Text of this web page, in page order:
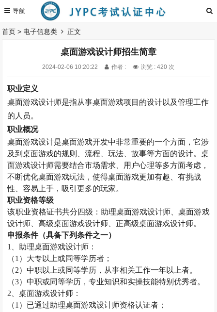
首页 > 电子信息类 正文
桌面游戏设计师招生简章
2024-02-06 10:20:22 作者 : 浏览 : 420 次
职业定义
桌面游戏设计师是指从事桌面游戏项目的设计以及管理工作
的人员。
职业概况
桌面游戏设计是桌面游戏开发中非常重要的一个方面，它涉
及到桌面游戏的规则、流程、玩法、故事等方面的设计。桌
面游戏设计师需要结合市场需求、用户心理等多方面考虑，
不断优化桌面游戏玩法，使得桌面游戏更加有趣、有挑战
性、容易上手，吸引更多的玩家。
职业资格等级
该职业资格证书共分四级：助理桌面游戏设计师、桌面游戏
设计师、高级桌面游戏设计师、正高级桌面游戏设计师。
申报条件（具备下列条件之一）
1
、助理桌面游戏设计师：
（1 ）大专以上或同等学历者；
（2）中职以上或同等学历，从事相关工作一年以上者。
（3）中职或同等学历，专业知识和实操技能特别优秀者。
2 、桌面游戏设计师：
（1 ）已通过助理桌面游戏设计师资格认证者；